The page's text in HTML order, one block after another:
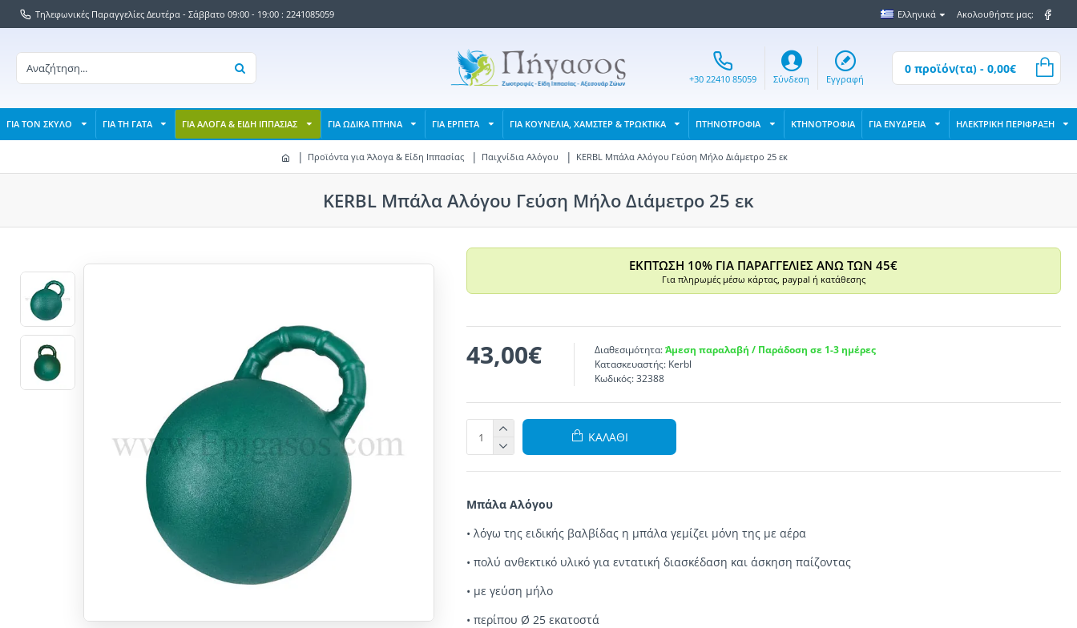
Τηλεφωνικές Παραγγελίες Δευτέρα - Σάββατο 09:00 - 19:00 : 2241085059 Ελληνικά Ακολουθήστε μας:
+30 22410 85059 Σύνδεση Εγγραφή
0 προϊόν(τα) - 0,00€
ΓΙΑ ΤΟΝ ΣΚΥΛΟ ΓΙΑ ΤΗ ΓΑΤΑ ΓΙΑ ΑΛΟΓΑ & ΕΙΔΗ ΙΠΠΑΣΙΑΣ ΓΙΑ ΩΔΙΚΑ ΠΤΗΝΑ ΓΙΑ ΕΡΠΕΤΑ ΓΙΑ ΚΟΥΝΕΛΙΑ, ΧΑΜΣΤΕΡ & ΤΡΩΚΤΙΚΑ ΠΤΗΝΟΤΡΟΦΙΑ ΚΤΗΝΟΤΡΟΦΙΑ ΓΙΑ ΕΝΥΔΡΕΙΑ ΗΛΕΚΤΡΙΚΗ ΠΕΡΙΦΡΑΞΗ
Προϊόντα για Άλογα & Είδη Ιππασίας Παιχνίδια Αλόγου KERBL Μπάλα Αλόγου Γεύση Μήλο Διάμετρο 25 εκ
KERBL Μπάλα Αλόγου Γεύση Μήλο Διάμετρο 25 εκ
ΕΚΠΤΩΣΗ 10% ΓΙΑ ΠΑΡΑΓΓΕΛΙΕΣ ΑΝΩ ΤΩΝ 45€
Για πληρωμές μέσω κάρτας, paypal ή κατάθεσης
43,00€ Διαθεσιμότητα: Άμεση παραλαβή / Παράδοση σε 1-3 ημέρες
Κατασκευαστής: Kerbl
Κωδικός: 32388
ΚΑΛΆΘΙ
Μπάλα Αλόγου
• λόγω της ειδικής βαλβίδας η μπάλα γεμίζει μόνη της με αέρα
• πολύ ανθεκτικό υλικό για εντατική διασκέδαση και άσκηση παίζοντας
• με γεύση μήλο
• περίπου Ø 25 εκατοστά